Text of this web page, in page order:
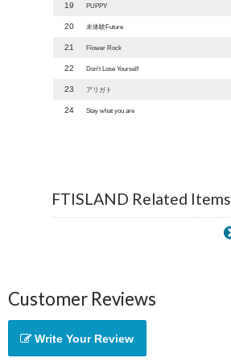
19 PUPPY
20 未体験Future
21 Flower Rock
22 Don't Lose Yourself
23 アリガト
24 Stay what you are
FTISLAND Related Items
Customer Reviews
Write Your Review